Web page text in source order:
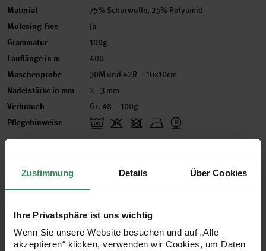
Zustimmung Details Über Cookies
Ihre Privatsphäre ist uns wichtig
Wenn Sie unsere Website besuchen und auf „Alle
akzeptieren“ klicken, verwenden wir Cookies, um Daten
Material 75% Schurwolle, 25% Polyamid
Mulesing-free Ja
Grammatur 100g
Lauflänge in m 400
Maschenprobe 30M und 42R = 10x10cm
Nadelstärke in mm 2 - 3 mm
Verbrauch Gr. 48 = 100g
Pflegehinweise
Mehr Informationen zu Pflegehinweisen
Zertifizierung
Artikel-Nr.383391.007